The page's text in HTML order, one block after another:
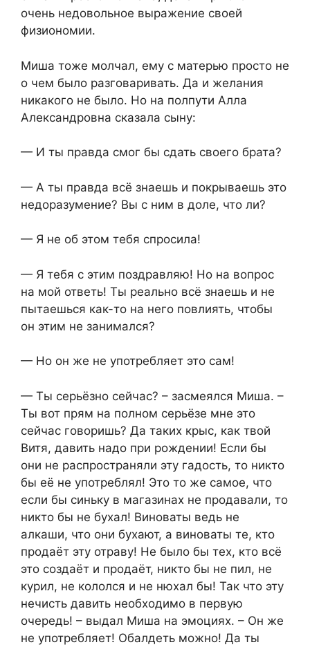
очень недовольное выражение своей
физиономии.
Миша тоже молчал, ему с матерью просто не
о чем было разговаривать. Да и желания
никакого не было. Но на полпути Алла
Александровна сказала сыну:
— И ты правда смог бы сдать своего брата?
— А ты правда всё знаешь и покрываешь это
недоразумение? Вы с ним в доле, что ли?
— Я не об этом тебя спросила!
— Я тебя с этим поздравляю! Но на вопрос
на мой ответь! Ты реально всё знаешь и не
пытаешься как-то на него повлиять, чтобы
он этим не занимался?
— Но он же не употребляет это сам!
— Ты серьёзно сейчас? – засмеялся Миша. –
Ты вот прям на полном серьёзе мне это
сейчас говоришь? Да таких крыс, как твой
Витя, давить надо при рождении! Если бы
они не распространяли эту гадость, то никто
бы её не употреблял! Это то же самое, что
если бы синьку в магазинах не продавали, то
никто бы не бухал! Виноваты ведь не
алкаши, что они бухают, а виноваты те, кто
продаёт эту отраву! Не было бы тех, кто всё
это создаёт и продаёт, никто бы не пил, не
курил, не кололся и не нюхал бы! Так что эту
нечисть давить необходимо в первую
очередь! – выдал Миша на эмоциях. – Он же
не употребляет! Обалдеть можно! Да ты